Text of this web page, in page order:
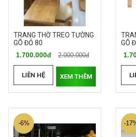
TRANG THỜ TREO TƯỜNG
GÕ ĐỎ 80
1.700.000đ
2.000.000đ
LIÊN HỆ XEM THÊM
GÕ
-6% -